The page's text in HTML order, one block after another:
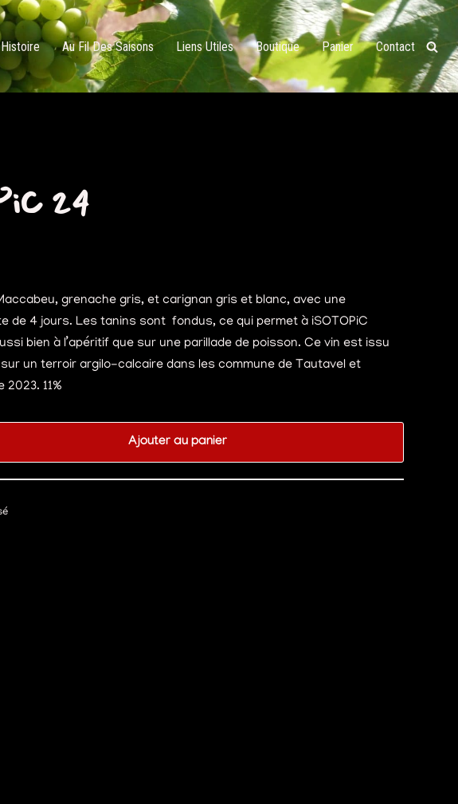
Au Fil Des Saisons Liens Utiles Boutique Panier Contact
24
grenache gris, et carignan gris et blanc, avec une
de 4 jours. Les tanins sont fondus, ce qui permet à iSOTOPiC
bien à l’apéritif que sur une parillade de poisson. Ce vin est issu
un terroir argilo-calcaire dans les commune de Tautavel et
2023. 11%
Ajouter au panier